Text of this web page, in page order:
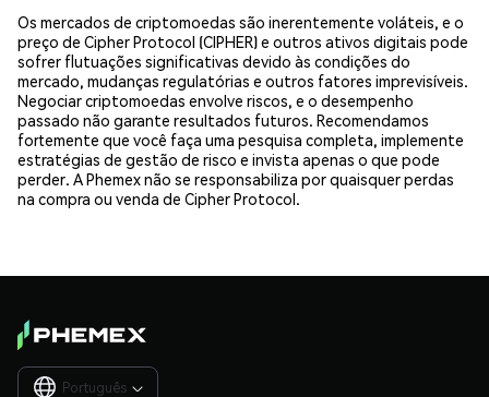
Os mercados de criptomoedas são inerentemente voláteis, e o
preço de Cipher Protocol (CIPHER) e outros ativos digitais pode
sofrer flutuações significativas devido às condições do
mercado, mudanças regulatórias e outros fatores imprevisíveis.
Negociar criptomoedas envolve riscos, e o desempenho
passado não garante resultados futuros. Recomendamos
fortemente que você faça uma pesquisa completa, implemente
estratégias de gestão de risco e invista apenas o que pode
perder. A Phemex não se responsabiliza por quaisquer perdas
na compra ou venda de Cipher Protocol.
Português 